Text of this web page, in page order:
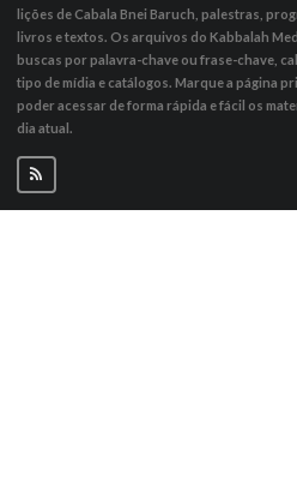
lições de Cabala Bnei Baruch, palestras,
livros e textos. Os arquivos do Kabbalah
buscas por palavra-chave ou frase-chave,
tipo de mídia e catálogos. Marque a página
poder acessar de forma rápida e fácil os
dia atual.